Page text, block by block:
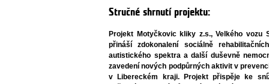
Stručné shrnutí projektu:
Projekt Motyčkovic kliky z.s., Velkého vozu
přináší zdokonalení sociálně
autistického spektra a další duševně
zavedení nových podpůrných aktivit v
v Libereckém kraji. Projekt přispěje ke